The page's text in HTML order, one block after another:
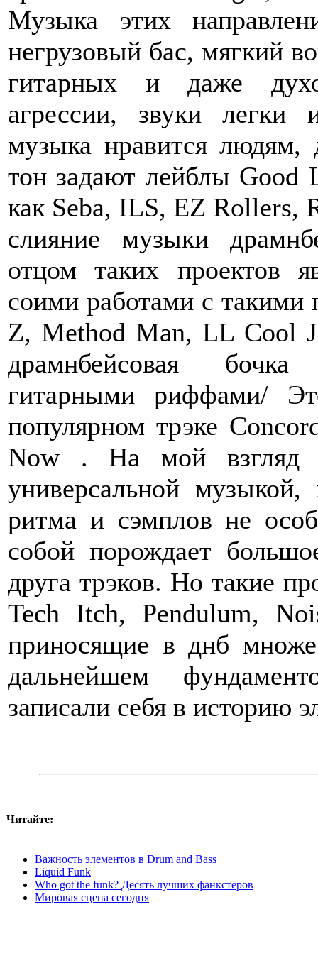
Музыка этих
негрузовый бас, мягкий
гитарных и даже
агрессии, звуки легки
музыка нравится людям,
тон задают лейблы
как Seba, ILS, EZ Rollers,
слияние музыки
отцом таких проектов
соими работами с такими
Z, Method Man, LL Cool
драмнбейсовая бочка
гитарными риффами/
популярном трэке
Now . На мой взгляд
универсальной
ритма и сэмплов не
собой порождает
друга трэков. Но такие
Tech Itch, Pendulum,
приносящие в днб
дальнейшем
записали себя в историю
Читайте:
Важность элементов в Drum and Bass
Liquid Funk
Who got the funk? Десять лучших фанкстеров
Мировая сцена сегодня